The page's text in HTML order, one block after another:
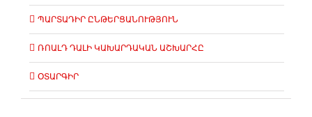
ՊԱՐՏԱԴԻՐ ԸՆԹԵՐՑԱՆՈՒԹՅՈՒՆ
ՌՈԱԼԴ ԴԱԼԻ ԿԱԽԱՐԴԱԿԱՆ ԱՇԽԱՐՀԸ
ՕՏԱՐԳԻՐ